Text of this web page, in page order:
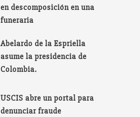
en descomposición en una
funeraria
Abelardo de la Espriella
asume la presidencia de
Colombia.
USCIS abre un portal para
denunciar fraude